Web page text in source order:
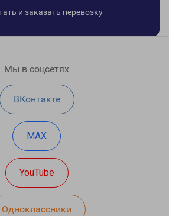
и заказать перевозку
Мы в соцсетях
ВКонтакте
MAX
YouTube
Одноклассники